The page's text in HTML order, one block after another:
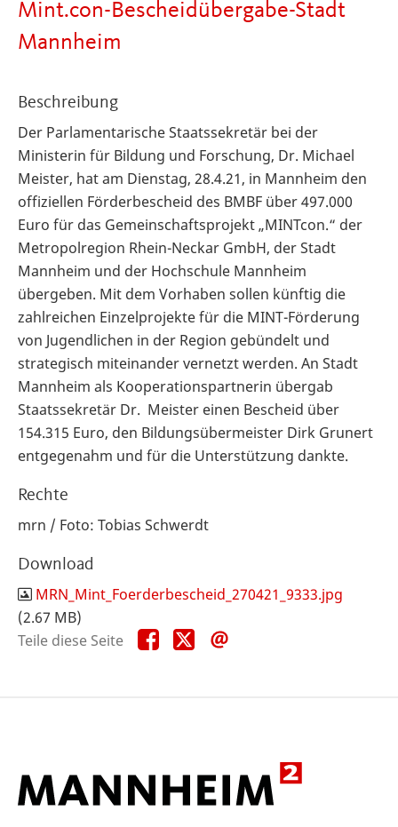
Mint.con-Bescheidübergabe-Stadt
Mannheim
Beschreibung
Der Parlamentarische Staatssekretär bei der
Ministerin für Bildung und Forschung, Dr. Michael
Meister, hat am Dienstag, 28.4.21, in Mannheim den
offiziellen Förderbescheid des BMBF über 497.000
Euro für das Gemeinschaftsprojekt „MINTcon.“ der
Metropolregion Rhein-Neckar GmbH, der Stadt
Mannheim und der Hochschule Mannheim
übergeben. Mit dem Vorhaben sollen künftig die
zahlreichen Einzelprojekte für die MINT-Förderung
von Jugendlichen in der Region gebündelt und
strategisch miteinander vernetzt werden. An Stadt
Mannheim als Kooperationspartnerin übergab
Staatssekretär Dr. Meister einen Bescheid über
154.315 Euro, den Bildungsübermeister Dirk Grunert
entgegenahm und für die Unterstützung dankte.
Rechte
mrn / Foto: Tobias Schwerdt
Download
MRN_Mint_Foerderbescheid_270421_9333.jpg
(2.67 MB)
Teile diese Seite
Teile
diese
Teile
diese